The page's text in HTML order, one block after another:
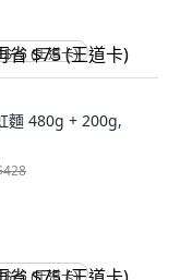
$75 (王道卡)
麵 480g + 200g,
$75 (王道卡)